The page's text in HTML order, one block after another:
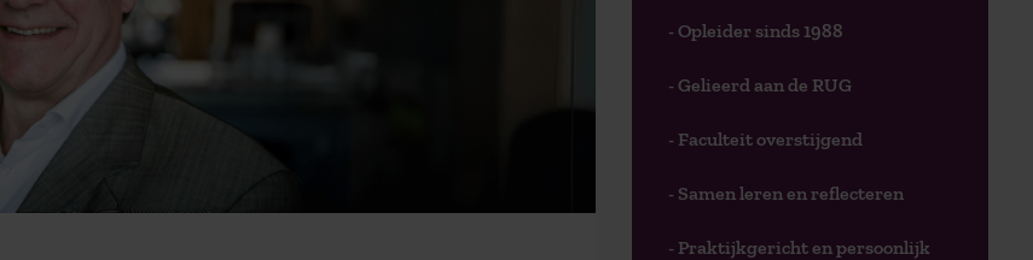
- Opleider sinds 1988
- Gelieerd aan de RUG
- Faculteit overstijgend
- Samen leren en reflecteren
- Praktijkgericht en persoonlijk